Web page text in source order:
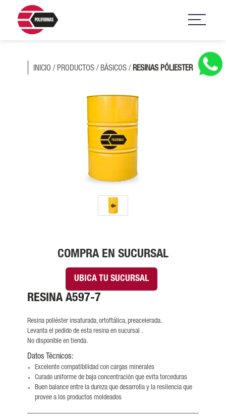
INICIO / PRODUCTOS / BÁSICOS / RESINAS PÓLIESTER
COMPRA EN SUCURSAL
UBICA TU SUCURSAL
RESINA A597-7
Resina poliéster insaturada, ortoftálica, preacelerada.
Levanta el pedido de esta resina en sucursal .
No disponible en tienda.
Datos Técnicos:
Excelente compatibilidad con cargas minerales
Curado uniforme de baja concentración que evita torceduras
Buen balance entre la dureza que desarrolla y la resilencia que
provee a los productos moldeados